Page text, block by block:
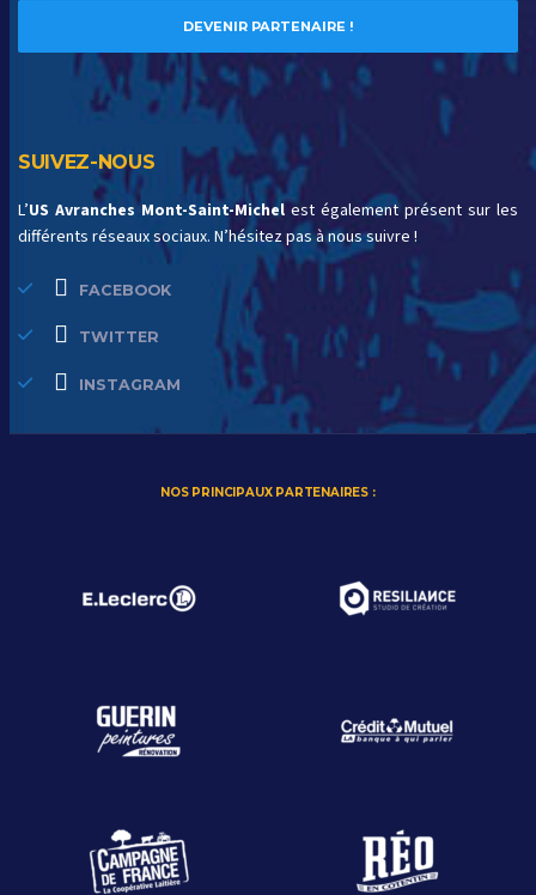
DEVENIR PARTENAIRE !
SUIVEZ-NOUS
L’US Avranches Mont-Saint-Michel est également présent sur les
différents réseaux sociaux. N’hésitez pas à nous suivre !
FACEBOOK
TWITTER
INSTAGRAM
NOS PRINCIPAUX PARTENAIRES :